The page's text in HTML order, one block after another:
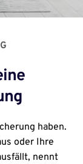
haben.
oder Ihre
nennt